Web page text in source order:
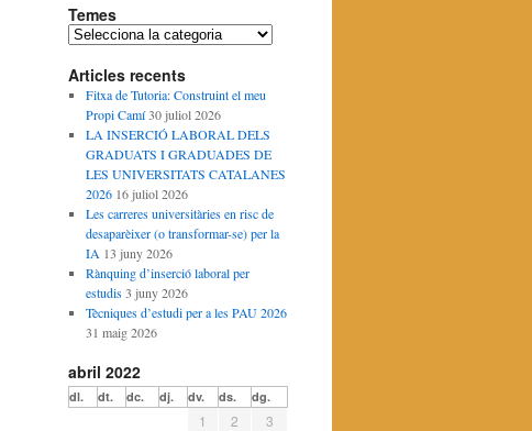
Temes
T
m
e
Articles recents
Fitxa de Tutoria: Construint el meu
Propi Camí 30 juliol 2026
LA INSERCIÓ LABORAL DELS
GRADUATS I GRADUADES DE
LES UNIVERSITATS CATALANES
2026 16 juliol 2026
Les carreres universitàries en risc de
desaparèixer (o transformar-se) per la
IA 13 juny 2026
Rànquing d’inserció laboral per
estudis 3 juny 2026
Tècniques d’estudi per a les PAU 2026
31 maig 2026
abril 2022
dl. dt. dc. dj. dv. ds. dg.
1 2
3